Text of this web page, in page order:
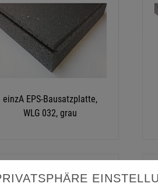
einzA EPS-Bausatzplatte,
WLG 032, grau